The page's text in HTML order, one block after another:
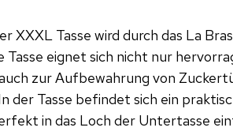
XXXL Tasse wird durch das La
Tasse eignet sich nicht nur
zur Aufbewahrung von
der Tasse befindet sich ein
in das Loch der Untertasse